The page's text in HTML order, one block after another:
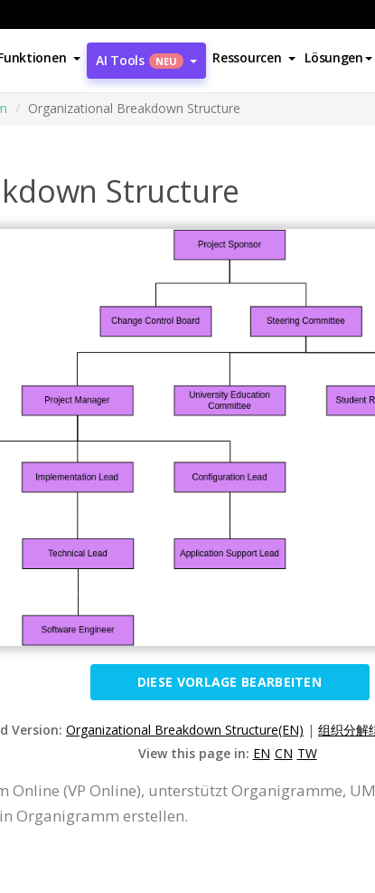
AI Tools NEU Ressourcen Lösungen
Organizational Breakdown Structure
Structure
DIESE VORLAGE BEARBEITEN
Version: Organizational Breakdown Structure(EN) | 组织分解
View this page in: EN CN TW
Online (VP Online), unterstützt Organigramme,
Organigramm erstellen.